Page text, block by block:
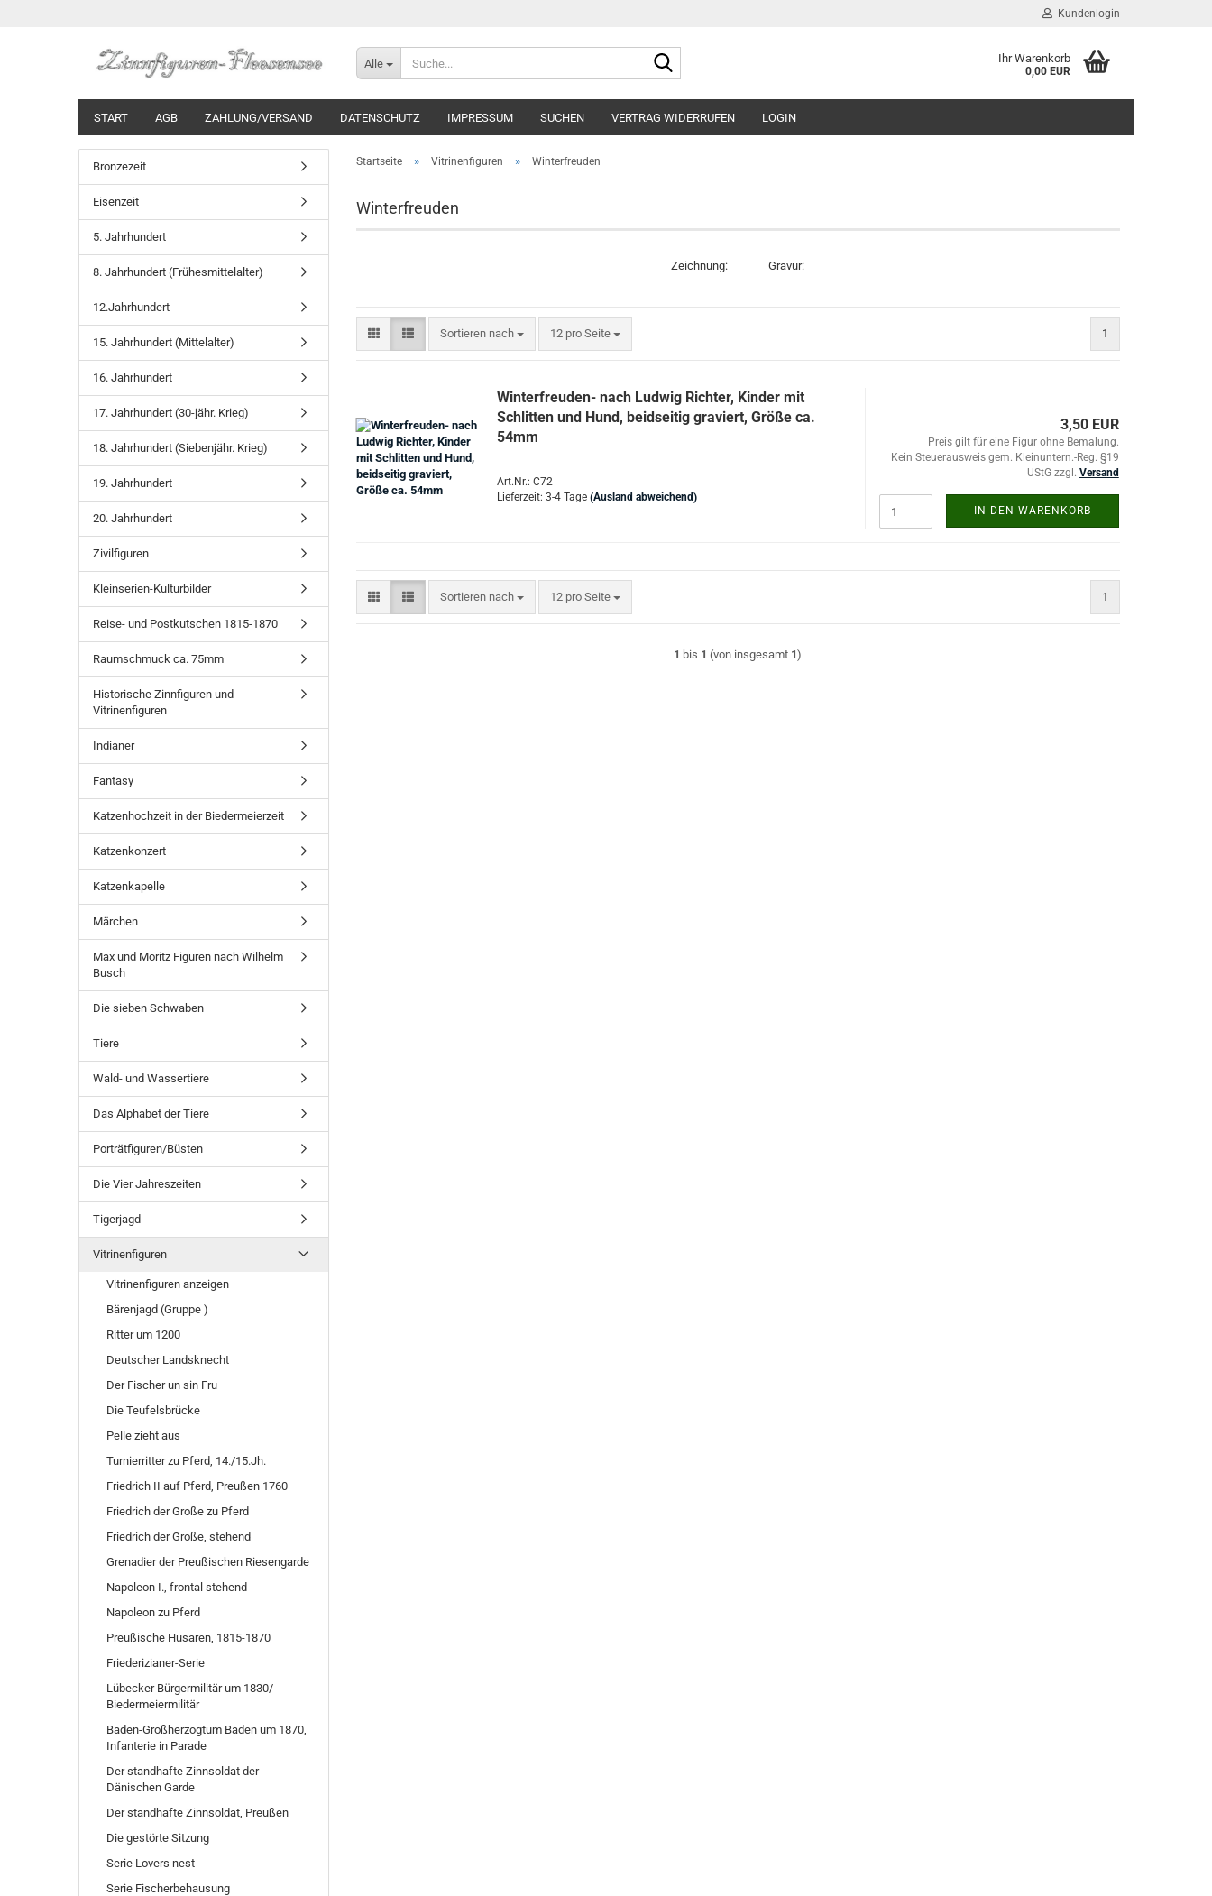
Kundenlogin
Alle Ihr Warenkorb
0,00 EUR
START AGB ZAHLUNG/VERSAND DATENSCHUTZ IMPRESSUM SUCHEN VERTRAG WIDERRUFEN LOGIN
Startseite » Vitrinenfiguren » Winterfreuden
Winterfreuden
Zeichnung: Gravur:
Sortieren nach
Sortieren nach 12 pro Seite
pro Seite 1
Winterfreuden- nach Ludwig Richter, Kinder mit
Schlitten und Hund, beidseitig graviert, Größe ca.
54mm
Art.Nr.: C72
Lieferzeit: 3-4 Tage (Ausland abweichend)
3,50 EUR
Preis gilt für eine Figur ohne Bemalung.
Kein Steuerausweis gem. Kleinuntern.-Reg. §19
UStG zzgl. Versand
IN DEN WARENKORB
Sortieren nach
Sortieren nach 12 pro Seite
pro Seite 1
1 bis 1 (von insgesamt 1)
Bronzezeit
Eisenzeit
5. Jahrhundert
8. Jahrhundert (Frühesmittelalter)
12.Jahrhundert
15. Jahrhundert (Mittelalter)
16. Jahrhundert
17. Jahrhundert (30-jähr. Krieg)
18. Jahrhundert (Siebenjähr. Krieg)
19. Jahrhundert
20. Jahrhundert
Zivilfiguren
Kleinserien-Kulturbilder
Reise- und Postkutschen 1815-1870
Raumschmuck ca. 75mm
Historische Zinnfiguren und
Vitrinenfiguren
Indianer
Fantasy
Katzenhochzeit in der Biedermeierzeit
Katzenkonzert
Katzenkapelle
Märchen
Max und Moritz Figuren nach Wilhelm
Busch
Die sieben Schwaben
Tiere
Wald- und Wassertiere
Das Alphabet der Tiere
Porträtfiguren/Büsten
Die Vier Jahreszeiten
Tigerjagd
Vitrinenfiguren
Vitrinenfiguren anzeigen
Bärenjagd (Gruppe )
Ritter um 1200
Deutscher Landsknecht
Der Fischer un sin Fru
Die Teufelsbrücke
Pelle zieht aus
Turnierritter zu Pferd, 14./15.Jh.
Friedrich II auf Pferd, Preußen 1760
Friedrich der Große zu Pferd
Friedrich der Große, stehend
Grenadier der Preußischen Riesengarde
Napoleon I., frontal stehend
Napoleon zu Pferd
Preußische Husaren, 1815-1870
Friederizianer-Serie
Lübecker Bürgermilitär um 1830/
Biedermeiermilitär
Baden-Großherzogtum Baden um 1870,
Infanterie in Parade
Der standhafte Zinnsoldat der
Dänischen Garde
Der standhafte Zinnsoldat, Preußen
Die gestörte Sitzung
Serie Lovers nest
Serie Fischerbehausung